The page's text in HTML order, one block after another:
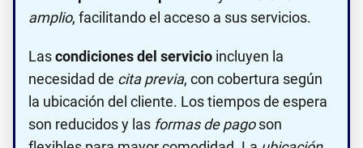
amplio, facilitando el acceso a sus servicios.
Lascondiciones del servicio incluyen la
necesidad de cita previa, con cobertura según
la ubicación del cliente. Los tiempos de espera
son reducidos y las formas de pagoson